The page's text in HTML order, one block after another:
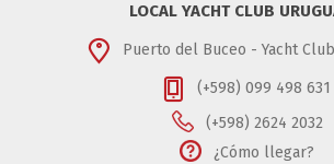
LOCAL YACHT CLUB
Puerto del Buceo - Yacht
(+598) 099 498 631
(+598) 2624 2032
¿Cómo llegar?